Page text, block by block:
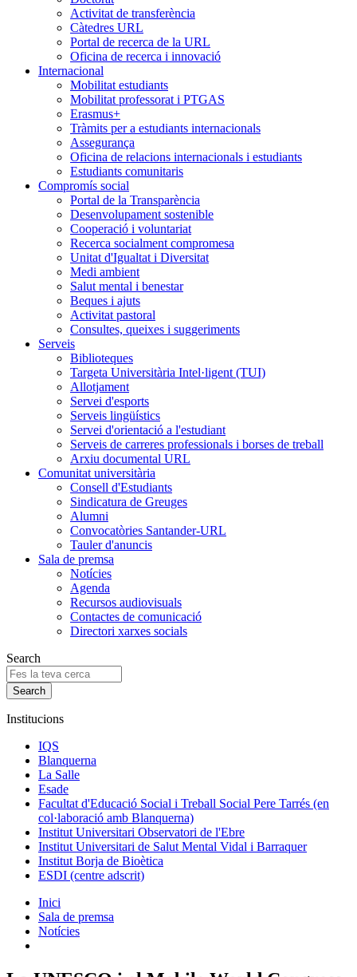
Activitat de transferència
Càtedres URL
Portal de recerca de la URL
Oficina de recerca i innovació
Internacional
Mobilitat estudiants
Mobilitat professorat i PTGAS
Erasmus+
Tràmits per a estudiants internacionals
Assegurança
Oficina de relacions internacionals i estudiants
Estudiants comunitaris
Compromís social
Portal de la Transparència
Desenvolupament sostenible
Cooperació i voluntariat
Recerca socialment compromesa
Unitat d'Igualtat i Diversitat
Medi ambient
Salut mental i benestar
Beques i ajuts
Activitat pastoral
Consultes, queixes i suggeriments
Serveis
Biblioteques
Targeta Universitària Intel·ligent (TUI)
Allotjament
Servei d'esports
Serveis lingüístics
Servei d'orientació a l'estudiant
Serveis de carreres professionals i borses de treball
Arxiu documental URL
Comunitat universitària
Consell d'Estudiants
Sindicatura de Greuges
Alumni
Convocatòries Santander-URL
Tauler d'anuncis
Sala de premsa
Notícies
Agenda
Recursos audiovisuals
Contactes de comunicació
Directori xarxes socials
Search
Institucions
IQS
Blanquerna
La Salle
Esade
Facultat d'Educació Social i Treball Social Pere Tarrés (en
col·laboració amb Blanquerna)
Institut Universitari Observatori de l'Ebre
Institut Universitari de Salut Mental Vidal i Barraquer
Institut Borja de Bioètica
ESDI (centre adscrit)
Inici
Sala de premsa
Notícies